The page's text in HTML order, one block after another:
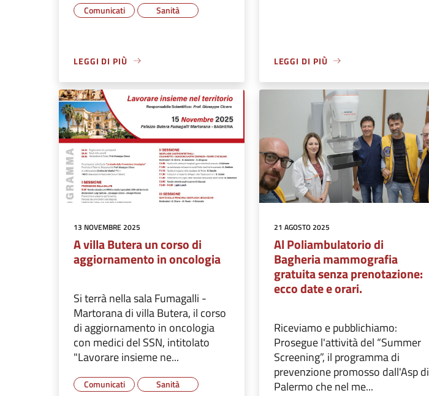
Comunicati
Sanità
LEGGI DI PIÙ LEGGI DI PIÙ
13 NOVEMBRE 2025
A villa Butera un corso di
aggiornamento in oncologia
Si terrà nella sala Fumagalli -
Martorana di villa Butera, il corso
di aggiornamento in oncologia
con medici del SSN, intitolato
"Lavorare insieme ne...
Comunicati Sanità
21 AGOSTO 2025
Al Poliambulatorio di
Bagheria mammografia
gratuita senza prenotazione:
ecco date e orari.
Riceviamo e pubblichiamo:
Prosegue l'attività del “Summer
Screening”, il programma di
prevenzione promosso dall'Asp di
Palermo che nel me...